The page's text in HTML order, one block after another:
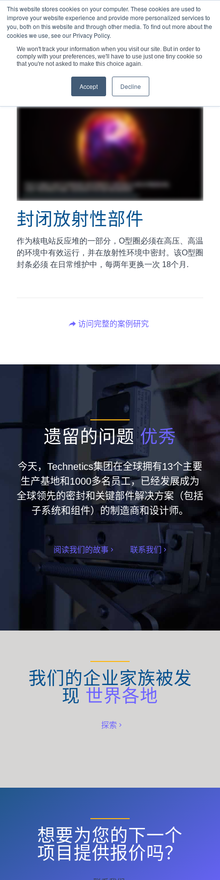
This website stores cookies on your computer. These cookies are used to
improve your website experience and provide more personalized services to
you, both on this website and through other media. To find out more about the
cookies we use, see our Privacy Policy.
We won't track your information when you visit our site. But in order to
comply with your preferences, we'll have to use just one tiny cookie so
that you're not asked to make this choice again.
Accept Decline
您现在的位置： 主页 / 斗山案例研究
封闭放射性部件
作为核电站反应堆的一部分，O型圈必须在高压、高温
的环境中有效运行，并在放射性环境中密封。该O型圈
封条必须 在日常维护中，每两年更换一次 18个月 .
访问完整的案例研究
遗留的问题优秀
今天，Technetics集团在全球拥有13个主要
生产基地和1000多名员工，已经发展成为
全球领先的密封和关键部件解决方案（包括
子系统和组件）的制造商和设计师。
阅读我们的故事 联系我们
我们的企业家族被发
现 世界各地
探索
想要为您的下一个
项目提供报价吗？